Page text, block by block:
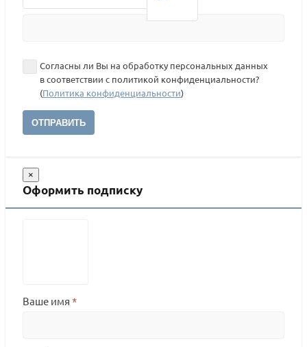
Согласны ли Вы на обработку персональных данных
в соответствии с политикой конфиденциальности?
(Политика конфиденциальности)
ОТПРАВИТЬ
×
Оформить подписку
Ваше имя *